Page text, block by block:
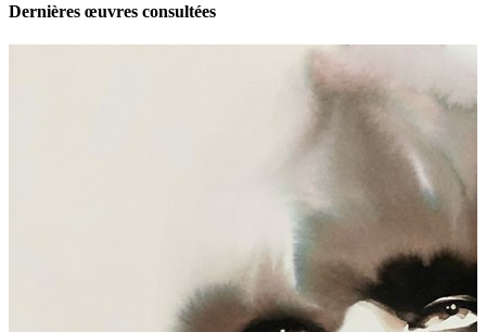
Dernières œuvres consultées